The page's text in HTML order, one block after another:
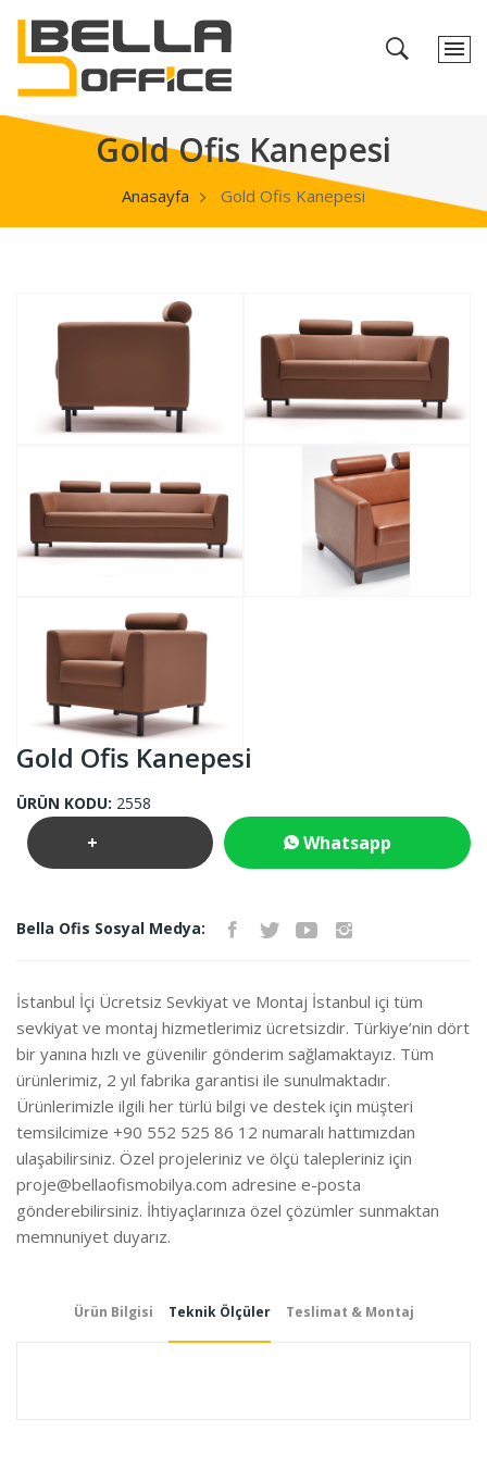
Gold Ofis Kanepesi
Anasayfa Gold Ofis Kanepesi
Gold Ofis Kanepesi
ÜRÜN KODU: 2558
+ Whatsapp
Bella Ofis Sosyal Medya:
İstanbul İçi Ücretsiz Sevkiyat ve Montaj İstanbul içi tüm
sevkiyat ve montaj hizmetlerimiz ücretsizdir. Türkiye’nin dört
bir yanına hızlı ve güvenilir gönderim sağlamaktayız. Tüm
ürünlerimiz, 2 yıl fabrika garantisi ile sunulmaktadır.
Ürünlerimizle ilgili her türlü bilgi ve destek için müşteri
temsilcimize +90 552 525 86 12 numaralı hattımızdan
ulaşabilirsiniz. Özel projeleriniz ve ölçü talepleriniz için
proje@bellaofismobilya.com adresine e-posta
gönderebilirsiniz. İhtiyaçlarınıza özel çözümler sunmaktan
memnuniyet duyarız.
Ürün Bilgisi Teknik Ölçüler Teslimat & Montaj